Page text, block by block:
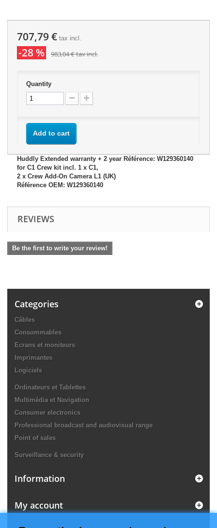
707,79 € tax incl.
-28 % 983,04 €tax incl.
Quantity
Add to cart
Huddly Extended warranty + 2 year Référence: W129360140
for C1 Crew kit incl. 1 x C1,
2 x Crew Add-On Camera L1 (UK)
Référence OEM: W129360140
REVIEWS
Be the first to write your review!
Categories
Câbles
Consommables
Ecrans et moniteurs
Imprimantes
Logiciels
Ordinateurs et Tablettes
Multimédia et Navigation
Consumer electronics
Professional broadcast and audiovisual range
Point of sales
Surveillance & security
Information
My account